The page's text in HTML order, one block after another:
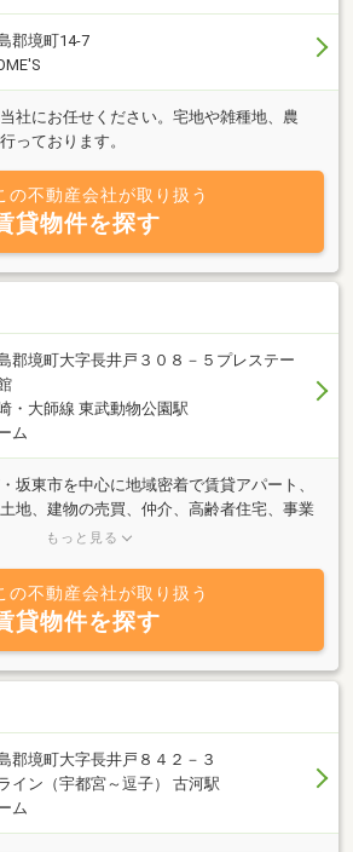
郡境町14-7
社にお任せください。宅地や雑種地、農
っております。
の不動産会社が取り扱う
貸物件を探す
郡境町大字長井戸３０８－５プレステー
・大師線 東武動物公園駅
ム
坂東市を中心に地域密着で賃貸アパート、
地、建物の売買、仲介、高齢者住宅、事業
ております。アットホームな社風で営業し
徴です。お気軽にお問い合わせください。
ます。
もっと見る
の不動産会社が取り扱う
貸物件を探す
郡境町大字長井戸８４２－３
イン（宇都宮～逗子） 古河駅
ム